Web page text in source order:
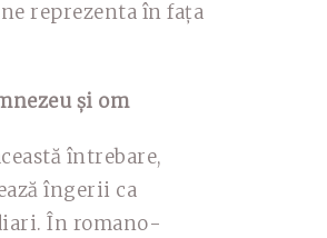
reprezenta în fața
și om
întrebare,
îngerii ca
În romano-